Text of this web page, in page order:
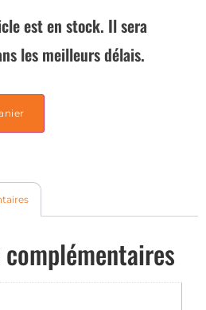
est en stock. Il sera
les meilleurs délais.